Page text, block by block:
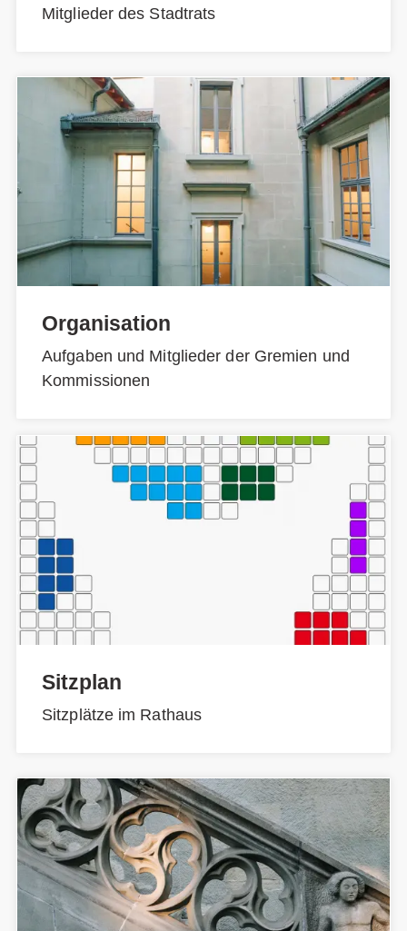
Mitglieder des Stadtrats
Organisation
Aufgaben und Mitglieder der Gremien und
Kommissionen
Sitzplan
Sitzplätze im Rathaus